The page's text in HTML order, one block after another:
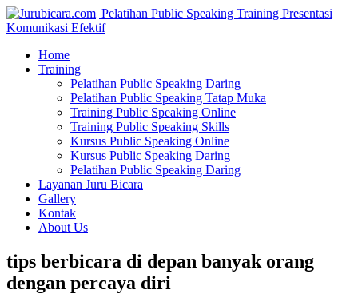
Home
Training
Pelatihan Public Speaking Daring
Pelatihan Public Speaking Tatap Muka
Training Public Speaking Online
Training Public Speaking Skills
Kursus Public Speaking Online
Kursus Public Speaking Daring
Pelatihan Public Speaking Daring
Layanan Juru Bicara
Gallery
Kontak
About Us
tips berbicara di depan banyak orang
dengan percaya diri